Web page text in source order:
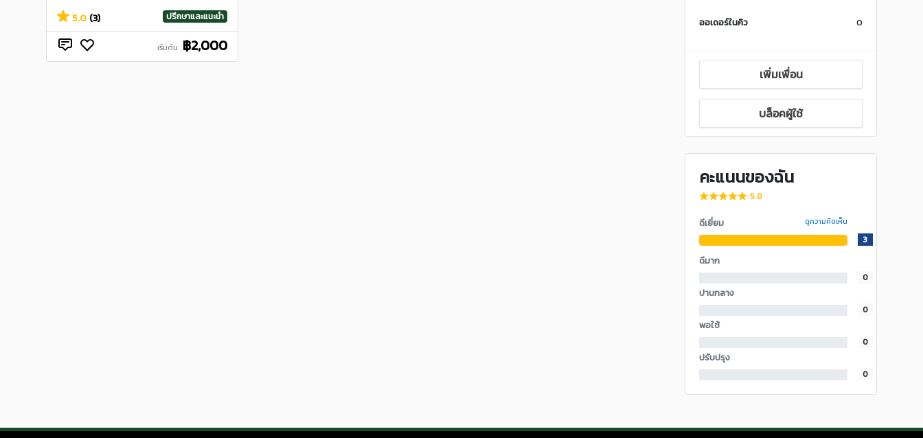
5.0 (3) ปรึกษาและแนะนำ
เริ่มต้น ฿2,000
ออเดอร์ในคิว 0
เพิ่มเพื่อน
บล็อคผู้ใช้
คะแนนของฉัน
5.0
ดีเยี่ยม ดูความคิดเห็น
3
ดีมาก
0
ปานกลาง
0
พอใช้
0
ปรับปรุง
0